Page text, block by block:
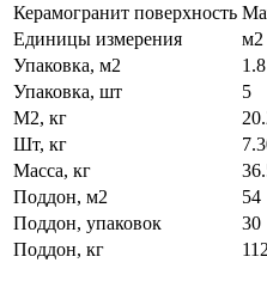
Керамогранит поверхность
Единицы измерения
м2
Упаковка, м2
1.8
Упаковка, шт
5
М2, кг
Шт, кг
Масса, кг
Поддон, м2
54
Поддон, упаковок
30
Поддон, кг